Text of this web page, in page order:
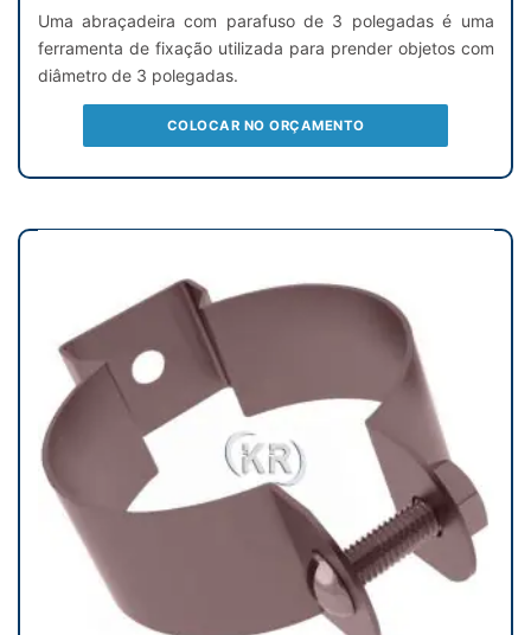
Uma abraçadeira com parafuso de 3 polegadas é uma
ferramenta de fixação utilizada para prender objetos com
diâmetro de 3 polegadas.
COLOCAR NO ORÇAMENTO